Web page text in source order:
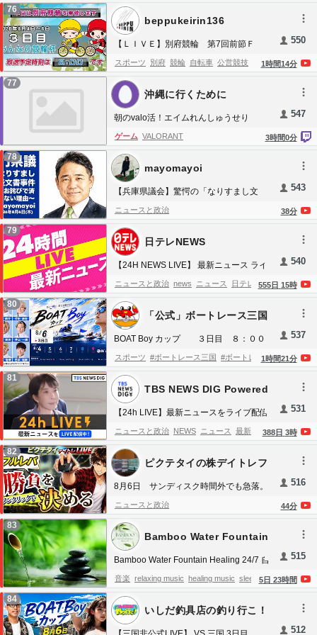
ターファウンテン【癒し音楽BGM】
music
stress relief music anxiety relief music
sleep music insomnia healing music relaxing
piano music water sounds bamboo water
fountain nature sounds birds sounds spa
music yoga music study music
music peaceful music emotional healing
relief music no ads relaxing music 24 7
relaxing music live stream
live
76
【ＬＩＶＥ】別府競輪 第7回前節Ｆ
Ⅱ モーニング みんなの競輪杯 ３日
目
beppukeirin136
1時間14分
550
スポーツ 別府 競輪 自転車 公営競技
77
朝のvalo活！エイムれんしゅうせり
沖縄に行くために
3時間0分
547
ゲーム VALORANT
78
【兵庫県議会】驚愕の「なりすまし文
書」辞任〜これを電話謝罪で終わらせる
兵庫維新県議団【終わりの始まり】
mayomayoi
38分
543
ニュースと政治
79
【24H NEWS LIVE】 最新ニュース ライ
ブ配信中 ──24H LATEST NEWS LIVE
NOW from JAPAN, Tokyo, NIPPON
TV（日テレNEWS LIVE）
日テレNEWS
555日 15時
540
ニュースと政治 news ニュース 日テレ
NEWS
地震 政治 社会 国際 首相 大統領
news_ntv latest news live ライブ まとめ
日本テレビ 日本 Japan Tokyo NTV 報道
@ntv_news
80
BOAT Boy カップ ３日目 ８：００
～
「公式」ボートレース三国
1時間21分
537
スポーツ #ボートレース三国 #ボートレー
ス ＃BOATRACE
81
【24h LIVE】最新ニュースをライブ配信
中！ | TBS NEWS DIG
TBS NEWS DIG Powered
388日 3時
531
ニュースと政治 NEWS ニュース 最新ニュ
ース
TBSNEWSDIG 最新情報 報道 日本 Japan
ニュースライブ tbsnews
82
8月6日 サンディスク時間外でも急落。
現在1250ドル。キオクシアの未来は
ピクテタイの株デイトレフ
44分
516
ニュースと政治
83
Bamboo Water Fountain Healing 24/7 自
然の音とともに音楽をリラックス バンブ
ーウォーターファウンテン【癒し音楽
BGM・100％広告なし】
Bamboo Water Fountain
5日 23時間
515
音楽 relaxing music healing music sleep
music
stress relief music anxiety relief music deep
sleep music insomnia healing music relaxing
84
いしだ釣具店の釣り行こ！
512